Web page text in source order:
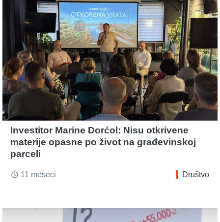
Investitor Marine Dorćol: Nisu otkrivene
materije opasne po život na građevinskoj
parceli
access_time 11 meseci Društvo